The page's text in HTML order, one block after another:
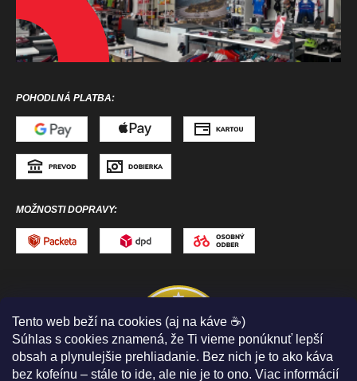
Tento web beží na cookies (aj na káve ☕)
Súhlas s cookies znamená, že Ti vieme ponúknuť lepší
obsah a plynulejšie prehliadanie. Bez nich je to ako káva
bez kofeínu – stále to ide, ale nie je to ono. Viac informácií
POHODLNÁ PLATBA:
MOŽNOSTI DOPRAVY: